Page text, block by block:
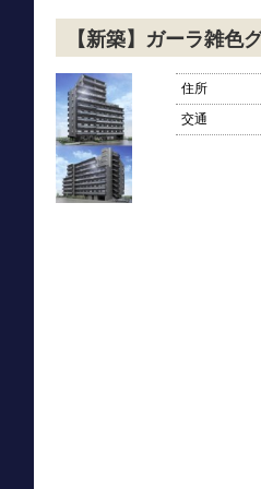
【新築】ガーラ雑色
住所
交通